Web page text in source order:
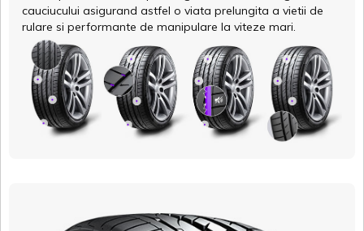
cauciucului asigurand astfel o viata prelungita a vietii de
rulare si performante de manipulare la viteze mari.